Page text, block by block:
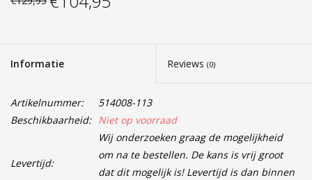
Informatie Reviews (0)
Artikelnummer:
514008-113
Beschikbaarheid: Niet op voorraad
Levertijd:
Wij onderzoeken graag de mogelijkheid
om na te bestellen. De kans is vrij groot
dat dit mogelijk is! Levertijd is dan binnen